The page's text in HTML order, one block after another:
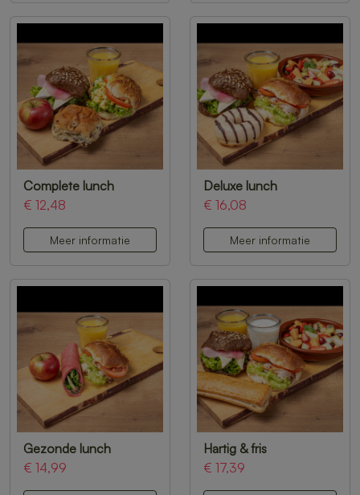
Complete lunch
€ 12,48
Meer informatie
Deluxe lunch
€ 16,08
Meer informatie
Gezonde lunch
€ 14,99
Hartig & fris
€ 17,39